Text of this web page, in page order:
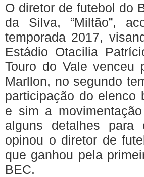
O diretor de futebol do
da Silva, “Miltão”,
temporada 2017,
Estádio Otacilia
Touro do Valevenceu
Marllon, no segundo
participação do elenco
e sim a movimentação
alguns
detalhes para
opinou o diretor de
que ganhou pela
BEC.